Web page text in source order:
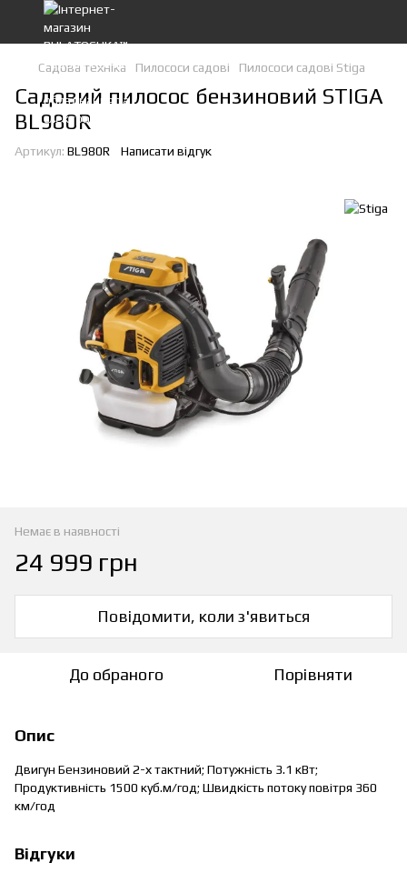
Садова техніка Пилососи садові Пилососи садові Stiga
Садовий пилосос бензиновий STIGA
BL980R
Артикул: BL980R Написати відгук
Немає в наявності
24 999 грн
Повідомити, коли з'явиться
До обраного Порівняти
Опис
Двигун Бензиновий 2-х тактний; Потужність 3.1 кВт;
Продуктивність 1500 куб.м/год; Швидкість потоку повітря 360
км/год
Відгуки